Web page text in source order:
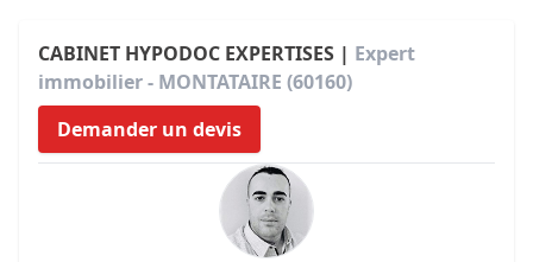
CABINET HYPODOC EXPERTISES | Expert
immobilier - MONTATAIRE (60160)
Demander un devis